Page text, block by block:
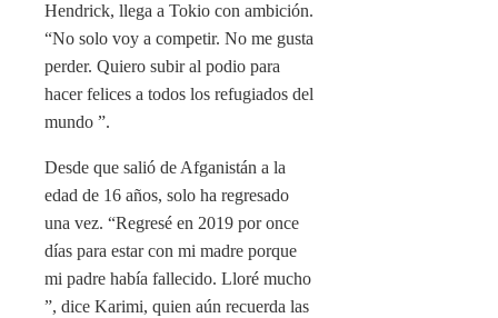
Hendrick, llega a Tokio con ambición.
“No solo voy a competir. No me gusta
perder. Quiero subir al podio para
hacer felices a todos los refugiados del
mundo ”.
Desde que salió de Afganistán a la
edad de 16 años, solo ha regresado
una vez. “Regresé en 2019 por once
días para estar con mi madre porque
mi padre había fallecido. Lloré mucho
”, dice Karimi, quien aún recuerda las